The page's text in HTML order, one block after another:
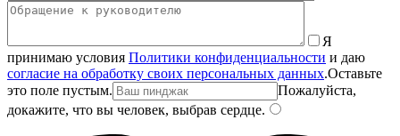
Я
принимаю условия Политики конфиденциальности и даю
согласие на обработку своих персональных данных.Оставьте
это поле пустым.
Пожалуйста,
докажите, что вы человек, выбрав сердце.